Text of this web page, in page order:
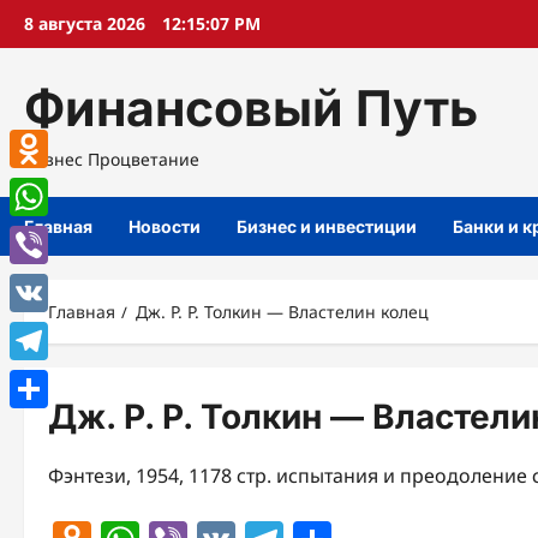
Перейти
8 августа 2026 12:15:08 PM
Финансовый Путь
Бизнес Процветание
Главная Новости Бизнес и инвестиции Банки и
Главная Дж. Р. Р. Толкин — Властелин колец
Дж. Р. Р. Толкин —
Фэнтези, 1954, 1178 стр. испытания и преодоление
Odnoklassniki
WhatsApp
Viber
VK
Telegram
Отправить